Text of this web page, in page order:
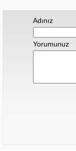
Adınız
Yorumunuz